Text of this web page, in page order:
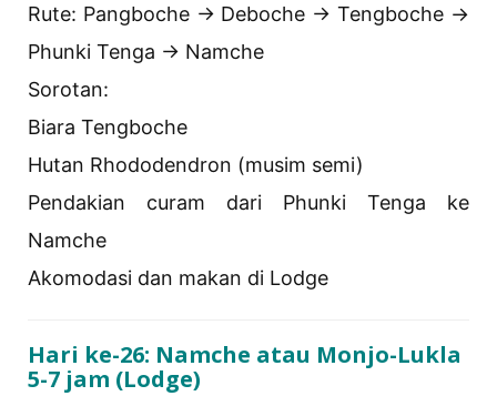
Rute: Pangboche → Deboche → Tengboche →
Phunki Tenga → Namche
Sorotan:
Biara Tengboche
Hutan Rhododendron (musim semi)
Pendakian curam dari Phunki Tenga ke
Namche
Akomodasi dan makan di Lodge
Hari ke-26: Namche atau Monjo-Lukla
5-7 jam (Lodge)